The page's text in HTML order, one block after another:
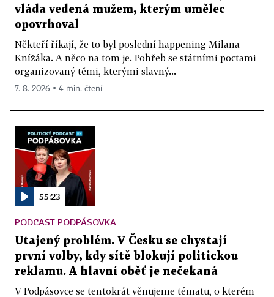
vláda vedená mužem, kterým umělec
opovrhoval
Někteří říkají, že to byl poslední happening Milana
Knížáka. A něco na tom je. Pohřeb se státními poctami
organizovaný těmi, kterými slavný...
7. 8. 2026 ▪ 4 min. čtení
55:23
PODCAST PODPÁSOVKA
Utajený problém. V Česku se chystají
první volby, kdy sítě blokují politickou
reklamu. A hlavní oběť je nečekaná
V Podpásovce se tentokrát věnujeme tématu, o kterém